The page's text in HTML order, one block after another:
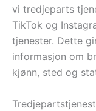
vi tredjeparts
TikTok og
tjenester. Dette
informasjon om
kjønn, sted og